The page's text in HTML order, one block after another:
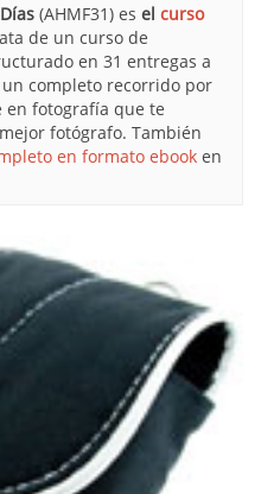
(AHMF31) es el curso
de un curso de
en 31 entregas a
completo recorrido por
en fotografía que te
fotógrafo. También
en formato ebook en